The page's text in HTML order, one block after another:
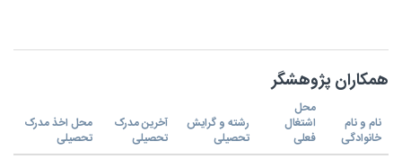
همکاران پژوهشگر
نام و نام
خانوادگی
محل
اشتغال
فعلی
رشته و گرایش
تحصیلی
آخرین مدرک
تحصیلی
محل اخذ مدرک
تحصیلی